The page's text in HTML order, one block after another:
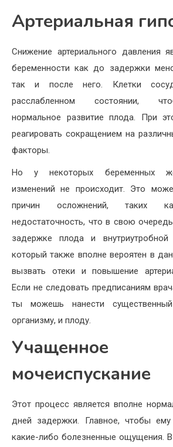
Артериальная
Снижение артериального давления
беременности как до задержки
так и после него. Клетки
расслабленном состоянии,
нормальное развитие плода. При
реагировать сокращением на
факторы.
Но у некоторых беременных
изменений не происходит. Это
причин осложнений, таких
недостаточность, что в свою
задержке плода и внутриутробной
который также вполне вероятен в
вызвать отеки и повышение
Если не следовать предписаниям
ты можешь нанести
организму, и плоду.
Учащенное
мочеиспускание
Этот процесс является вполне
дней задержки. Главное, чтобы ему
какие-либо болезненные ощущения.